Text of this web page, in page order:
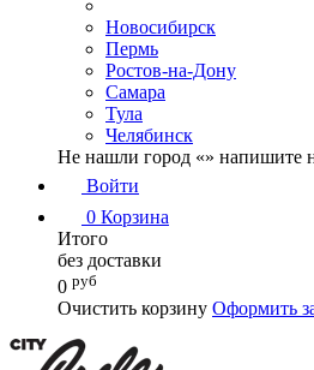
Новосибирск
Пермь
Ростов-на-Дону
Самара
Тула
Челябинск
Не нашли город «» напишите
Войти
0 Корзина
Итого
без доставки
0 руб
Очистить корзину Оформить